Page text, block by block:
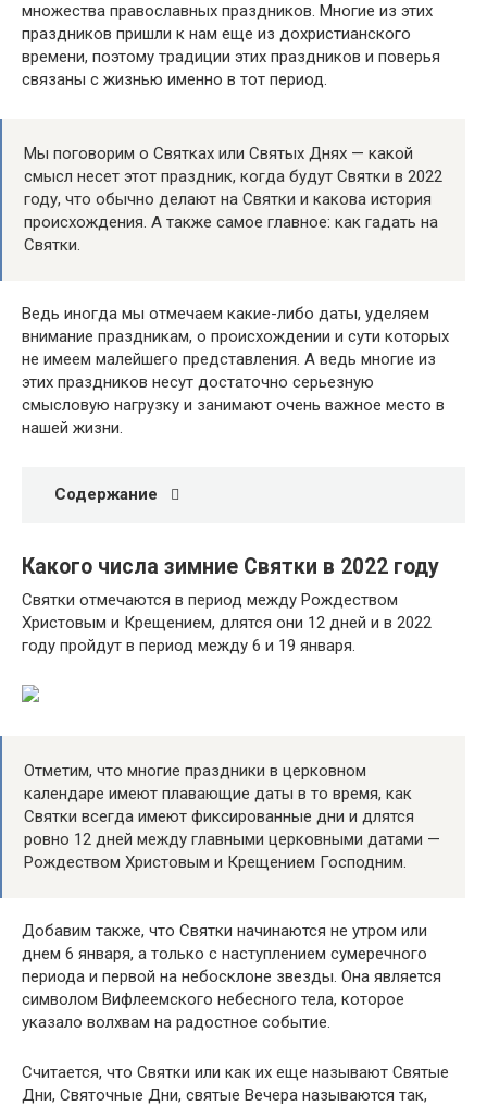
множества православных праздников. Многие из этих
праздников пришли к нам еще из дохристианского
времени, поэтому традиции этих праздников и поверья
связаны с жизнью именно в тот период.
Мы поговорим о Святках или Святых Днях — какой
смысл несет этот праздник, когда будут Святки в 2022
году, что обычно делают на Святки и какова история
происхождения. А также самое главное: как гадать на
Святки.
Ведь иногда мы отмечаем какие-либо даты, уделяем
внимание праздникам, о происхождении и сути которых
не имеем малейшего представления. А ведь многие из
этих праздников несут достаточно серьезную
смысловую нагрузку и занимают очень важное место в
нашей жизни.
Содержание
Какого числа зимние Святки в 2022 году
Святки отмечаются в период между Рождеством
Христовым и Крещением, длятся они 12 дней и в 2022
году пройдут в период между 6 и 19 января.
Отметим, что многие праздники в церковном
календаре имеют плавающие даты в то время, как
Святки всегда имеют фиксированные дни и длятся
ровно 12 дней между главными церковными датами —
Рождеством Христовым и Крещением Господним.
Добавим также, что Святки начинаются не утром или
днем 6 января, а только с наступлением сумеречного
периода и первой на небосклоне звезды. Она является
символом Вифлеемского небесного тела, которое
указало волхвам на радостное событие.
Считается, что Святки или как их еще называют Святые
Дни, Святочные Дни, святые Вечера называются так,